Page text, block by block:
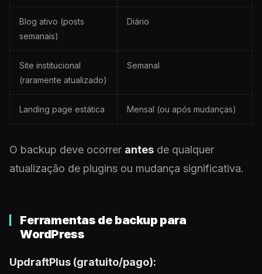
Blog ativo (posts
semanais)
Diário
Site institucional
(raramente atualizado)
Semanal
Landing page estática Mensal (ou após mudanças)
O backup deve ocorrer antes de qualquer
atualização de plugins ou mudança significativa.
Ferramentas de backup para
WordPress
UpdraftPlus (gratuito/pago):